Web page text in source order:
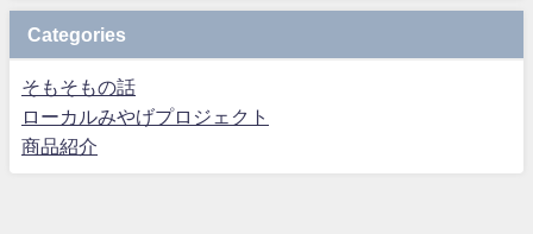
Categories
そもそもの話
ローカルみやげプロジェクト
商品紹介